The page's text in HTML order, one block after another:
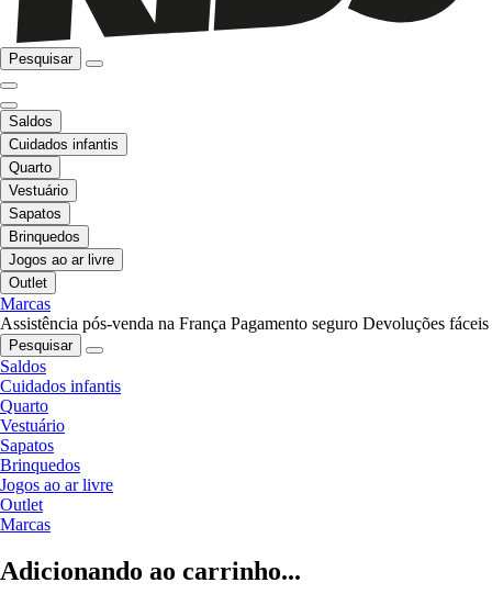
Pesquisar
Saldos
Cuidados infantis
Quarto
Vestuário
Sapatos
Brinquedos
Jogos ao ar livre
Outlet
Marcas
Assistência pós-venda na França Pagamento seguro Devoluções fáceis
Pesquisar
Saldos
Cuidados infantis
Quarto
Vestuário
Sapatos
Brinquedos
Jogos ao ar livre
Outlet
Marcas
Adicionando ao carrinho...